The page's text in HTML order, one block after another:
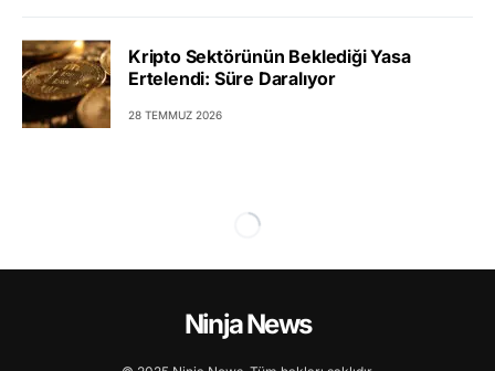
Kripto Sektörünün Beklediği Yasa
Ertelendi: Süre Daralıyor
28 TEMMUZ 2026
Ninja News